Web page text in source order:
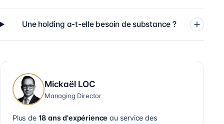
Une holding a-t-elle besoin de substance ?
Mickaël LOC
Managing Director
Plus de 18 ans d'expérience au service des